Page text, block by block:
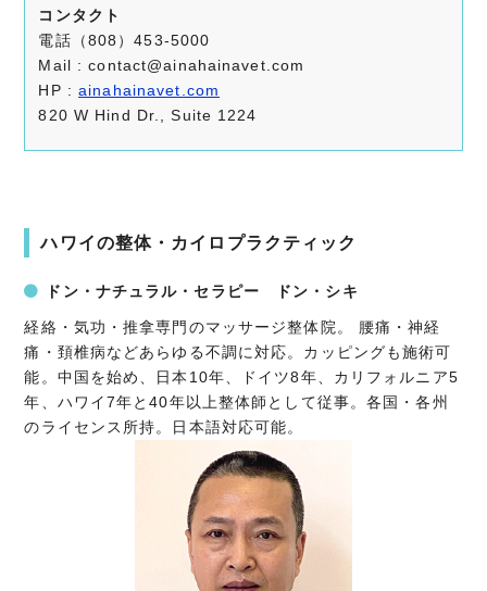
コンタクト
電話（808）453-5000
Mail : contact@ainahainavet.com
HP :ainahainavet.com
820 W Hind Dr., Suite 1224
ハワイの整体・カイロプラクティック
ドン・ナチュラル・セラピー ドン・シキ
経絡・気功・推拿専門のマッサージ整体院。 腰痛・神経
痛・頚椎病などあらゆる不調に対応。カッピングも施術可
能。中国を始め、日本10年、ドイツ8年、カリフォルニア5
年、ハワイ7年と40年以上整体師として従事。各国・各州
のライセンス所持。日本語対応可能。